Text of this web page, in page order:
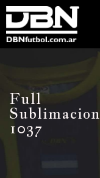
Full
Sublimacion
1037